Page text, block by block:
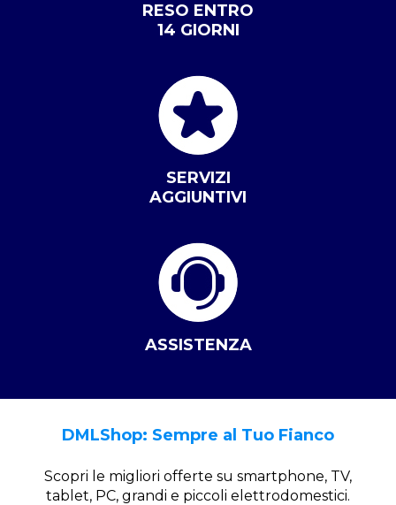
RESO ENTRO
14 GIORNI
SERVIZI
AGGIUNTIVI
ASSISTENZA
DMLShop: Sempre al Tuo Fianco
Scopri le migliori offerte su smartphone, TV,
tablet, PC, grandi e piccoli elettrodomestici.